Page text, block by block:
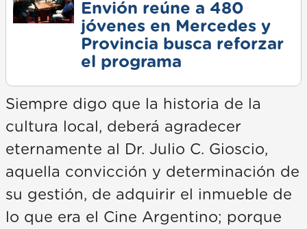
Envión reúne a 480
jóvenes en Mercedes y
Provincia busca reforzar
el programa
Siempre digo que la historia de la
cultura local, deberá agradecer
eternamente al Dr. Julio C. Gioscio,
aquella convicción y determinación de
su gestión, de adquirir el inmueble de
lo que era el Cine Argentino; porque